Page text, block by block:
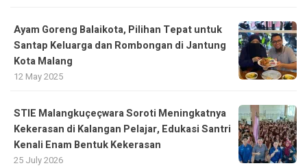
Ayam Goreng Balaikota, Pilihan Tepat untuk
Santap Keluarga dan Rombongan di Jantung
Kota Malang
12 May 2025
STIE Malangkuçeçwara Soroti Meningkatnya
Kekerasan di Kalangan Pelajar, Edukasi Santri
Kenali Enam Bentuk Kekerasan
25 July 2026